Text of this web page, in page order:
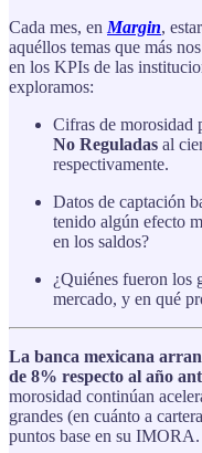
Cada mes, en Margin,
aquéllos temas que más
en los KPIs de las
exploramos:
Cifras de morosidad
No Reguladas al
respectivamente.
Datos de captación
tenido algún efecto
en los saldos?
¿Quiénes fueron los
mercado, y en qué
La banca mexicana
de 8% respecto al año
morosidad continúan
grandes (en cuánto a
puntos base en su IMORA.